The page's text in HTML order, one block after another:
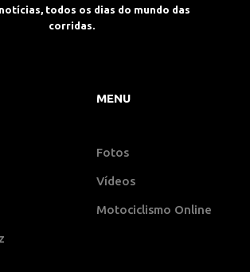
todos os dias do mundo das
corridas.
MENU
Fotos
Vídeos
Motociclismo Online